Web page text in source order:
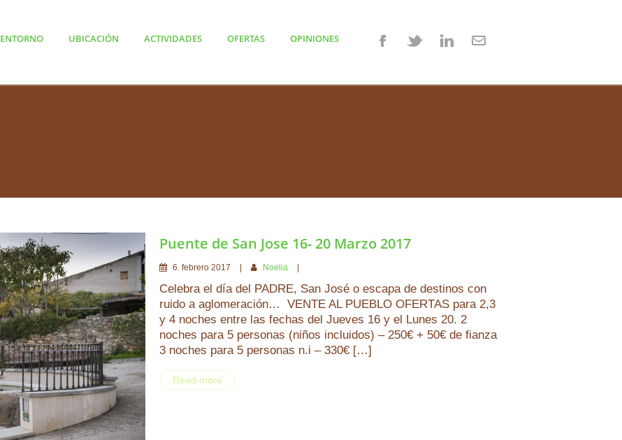
ENTORNO UBICACIÓN ACTIVIDADES OFERTAS OPINIONES
Puente de San Jose 16- 20 Marzo 2017
6. febrero 2017 Noelia
Celebra el día del PADRE, San José o escapa de destinos con
ruido a aglomeración… VENTE AL PUEBLO OFERTAS para 2,3
y 4 noches entre las fechas del Jueves 16 y el Lunes 20. 2
noches para 5 personas (niños incluidos) – 250€ + 50€ de fianza
3 noches para 5 personas n.i – 330€ […]
Read more